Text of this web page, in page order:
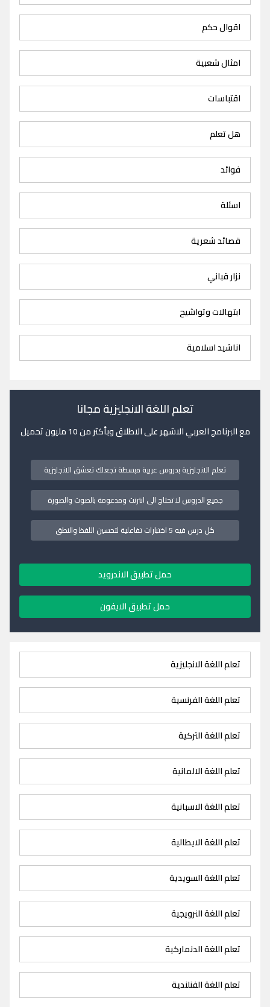
اقوال حكم
امثال شعبية
اقتباسات
هل تعلم
فوائد
اسئلة
قصائد شعرية
نزار قباني
ابتهالات وتواشيح
اناشيد اسلامية
تعلم اللغة الانجليزية مجانا
مع البرنامج العربي الاشهر على الاطلاق وبأكثر من 10 مليون تحميل
تعلم الانجليزية بدروس عربية مبسطة تجعلك تعشق الانجليزية
جميع الدروس لا تحتاج الى انترنت ومدعومة بالصوت والصورة
كل درس فيه 5 اختبارات تفاعلية لتحسين اللفظ والنطق
حمل تطبيق الاندرويد
حمل تطبيق الايفون
تعلم اللغة الانجليزية
تعلم اللغة الفرنسية
تعلم اللغة التركية
تعلم اللغة الالمانية
تعلم اللغة الاسبانية
تعلم اللغة الايطالية
تعلم اللغة السويدية
تعلم اللغة النرويجية
تعلم اللغة الدنماركية
تعلم اللغة الفنلندية